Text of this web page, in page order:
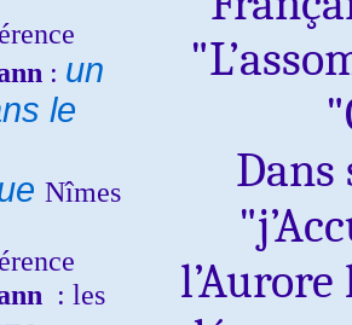
: un
le
Nîmes
: les
Dans